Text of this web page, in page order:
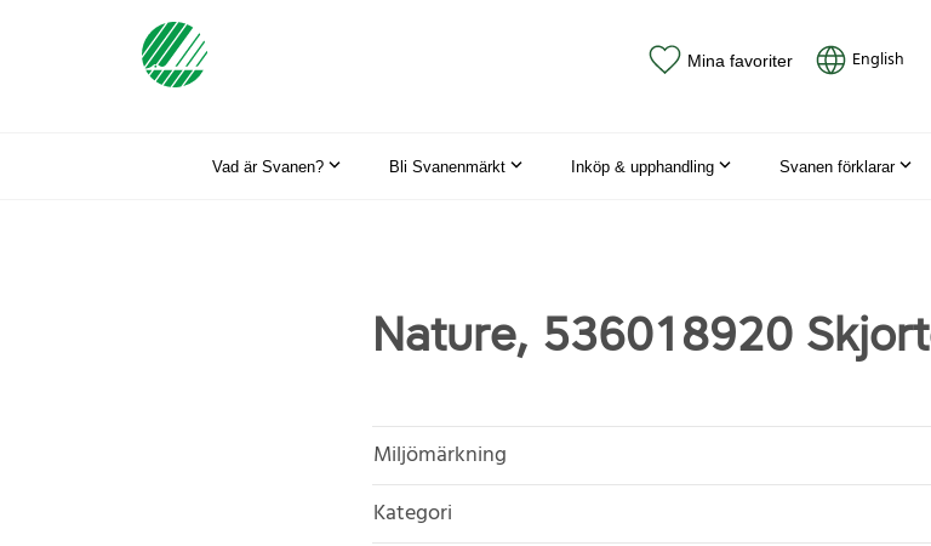
Mina favoriter English
Vad är Svanen? Bli Svanenmärkt Inköp & upphandling Svanen förklarar
Nature, 536018920
Miljömärkning
Kategori